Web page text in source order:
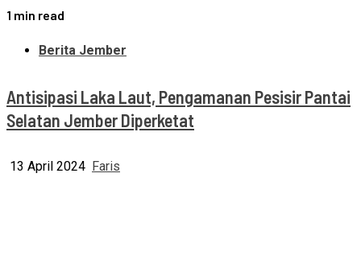
1 min read
Berita Jember
Antisipasi Laka Laut, Pengamanan Pesisir Pantai
Selatan Jember Diperketat
13 April 2024 Faris